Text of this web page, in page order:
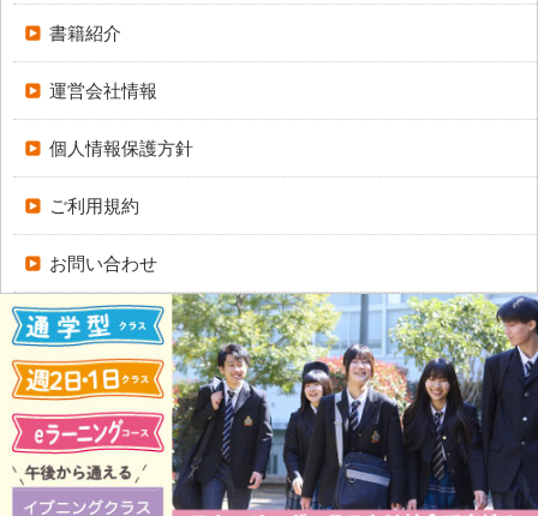
書籍紹介
運営会社情報
個人情報保護方針
ご利用規約
お問い合わせ